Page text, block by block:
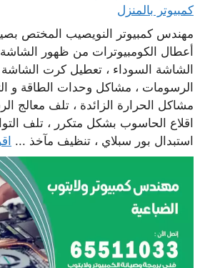
كمبيوتر بالمنزل
مهندس كمبيوتر النويصيب المختص
أعطال الكومبيوترات من ظهور الشاشة
الشاشة السوداء ، تعطيل كرت
الرسومات ، مشاكل وحدات الطاقة و
مشاكل الحرارة الزائدة ، تلف معالج
اقلاع الحاسوب بشكل متكرر ، تلف
استبدال بور سبلاي ، تنظيف مآخذ ...